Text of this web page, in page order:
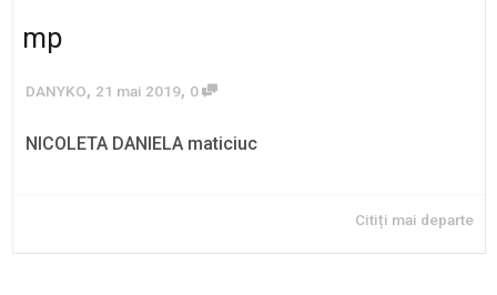
mp
DANYKO, 21 mai 2019, 0
NICOLETA DANIELA maticiuc
Citiți mai departe